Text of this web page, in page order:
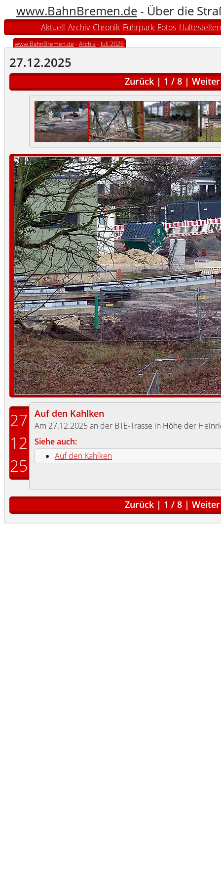
www.BahnBremen.de- Über die
Aktuell Archiv Chronik Fuhrpark Fotos Haltestellen
www.BahnBremen.de -Archiv- Juli 2026
27.12.2025
Zurück | 1 / 8 | Weiter
27
12
25
Auf den Kahlken
Am 27.12.2025 an der BTE-Trasse in Höhe der
Siehe auch:
Auf den Kahlken
Zurück | 1 / 8 | Weiter